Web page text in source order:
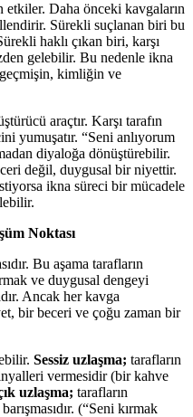
Daha önceki kavgaların
Sürekli suçlanan biri bu
haklı çıkan biri, karşı
gelebilir. Bu nedenle ikna
kimliğin ve
araçtır. Karşı tarafın
yumuşatır. “Seni anlıyorum
diyaloğa dönüştürebilir.
değil, duygusal bir niyettir.
ikna süreci bir mücadele
Noktası
Bu aşama tarafların
ve duygusal dengeyi
Ancak her kavga
bir beceri ve çoğu zaman bir
Sessiz uzlaşma; tarafların
vermesidir (bir kahve
uzlaşma; tarafların
(“Seni kırmak